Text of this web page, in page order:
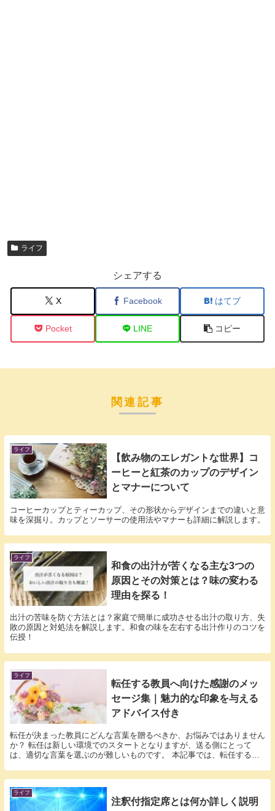
ライフ
シェアする
X Facebook はてブ
Pocket LINE コピー
関連記事
ライフ
【飲み物のエレガントな世界】コ
ーヒーと紅茶のカップのデザイン
とマナーについて
コーヒーカップとティーカップ、その形状からデザインまでの違いと意
味を深掘り。カップとソーサーの使用法やマナーも詳細に解説します。
ライフ
和食の出汁が苦くなる主な3つの
原因とその対策とは？味の変わる
理由を探る！
出汁の苦味を防ぐ方法とは？家庭で簡単に成功させる出汁の取り方、失
敗の原因と対処法を解説します。和食の味を左右する出汁作りのコツを
伝授！
ライフ
転任する教員へ向けた感謝のメッ
セージ集｜魅力的な印象を与える
アドバイス付き
転任が決まった教員にどんな言葉を贈るべきか、お悩みではありません
か？ 転任は新しい環境でのスタートとなりますが、送る側にとって
は、適切な言葉を選ぶのが難しいものです。 本記事では、転任する教
ライフ
注釈付指定席とは何か詳しく説明